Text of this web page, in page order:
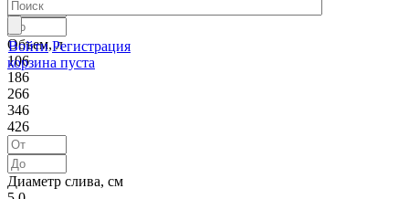
Войти Регистрация
корзина пуста
Объем, л
106
186
266
346
426
Диаметр слива, см